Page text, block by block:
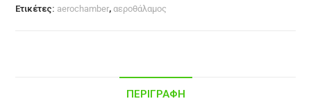
Ετικέτες: aerochamber,αεροθάλαμος
ΠΕΡΙΓΡΑΦΉ